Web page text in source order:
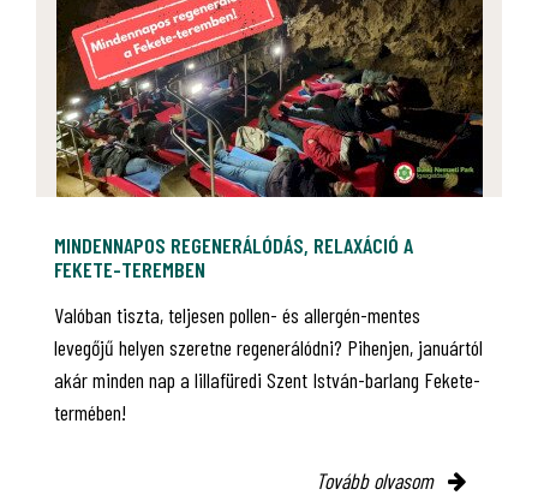
MINDENNAPOS REGENERÁLÓDÁS, RELAXÁCIÓ A
FEKETE-TEREMBEN
Valóban tiszta, teljesen pollen- és allergén-mentes
levegőjű helyen szeretne regenerálódni? Pihenjen, januártól
akár minden nap a lillafüredi Szent István-barlang Fekete-
termében!
Tovább olvasom